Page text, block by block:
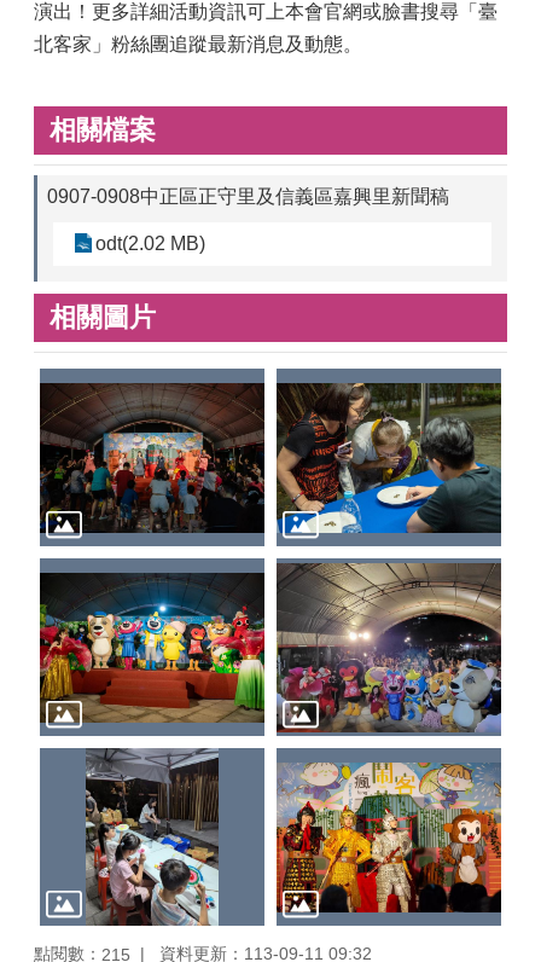
演出！更多詳細活動資訊可上本會官網或臉書搜尋「臺
北客家」粉絲團追蹤最新消息及動態。
相關檔案
0907-0908中正區正守里及信義區嘉興里新聞稿
odt(2.02 MB)
相關圖片
點閱數： 215 資料更新：113-09-11 09:32